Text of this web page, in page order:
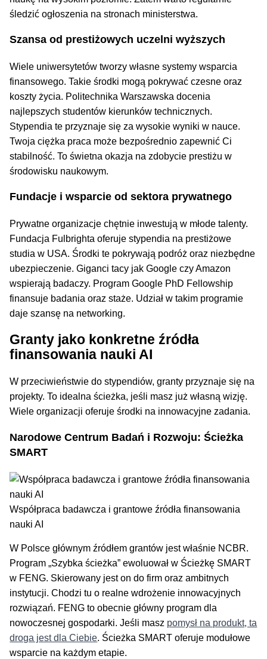
śledzić ogłoszenia na stronach ministerstwa.
Szansa od prestiżowych uczelni wyższych
Wiele uniwersytetów tworzy własne systemy wsparcia
finansowego. Takie środki mogą pokrywać czesne oraz
koszty życia. Politechnika Warszawska docenia
najlepszych studentów kierunków technicznych.
Stypendia te przyznaje się za wysokie wyniki w nauce.
Twoja ciężka praca może bezpośrednio zapewnić Ci
stabilność. To świetna okazja na zdobycie prestiżu w
środowisku naukowym.
Fundacje i wsparcie od sektora prywatnego
Prywatne organizacje chętnie inwestują w młode talenty.
Fundacja Fulbrighta oferuje stypendia na prestiżowe
studia w USA. Środki te pokrywają podróż oraz niezbędne
ubezpieczenie. Giganci tacy jak Google czy Amazon
wspierają badaczy. Program Google PhD Fellowship
finansuje badania oraz staże. Udział w takim programie
daje szansę na networking.
Granty jako konkretne źródła
finansowania nauki AI
W przeciwieństwie do stypendiów, granty przyznaje się na
projekty. To idealna ścieżka, jeśli masz już własną wizję.
Wiele organizacji oferuje środki na innowacyjne zadania.
Narodowe Centrum Badań i Rozwoju: Ścieżka
SMART
Współpraca badawcza i grantowe źródła finansowania
nauki AI
W Polsce głównym źródłem grantów jest właśnie NCBR.
Program „Szybka ścieżka” ewoluował w Ścieżkę SMART
w FENG. Skierowany jest on do firm oraz ambitnych
instytucji. Chodzi tu o realne wdrożenie innowacyjnych
rozwiązań. FENG to obecnie główny program dla
nowoczesnej gospodarki. Jeśli masz pomysł na produkt, ta
droga jest dla Ciebie. Ścieżka SMART oferuje modułowe
wsparcie na każdym etapie.